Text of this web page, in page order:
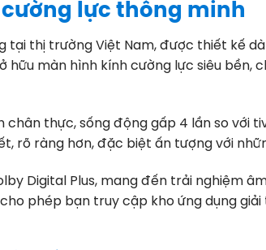
lực thông minh
tại thị trường Việt Nam, được thiết kế
màn hình kính cường lực siêu bền,
thực, sống động gấp 4 lần so với
rõ ràng hơn, đặc biệt ấn tượng với
Digital Plus, mang đến trải nghiệm
phép bạn truy cập kho ứng dụng